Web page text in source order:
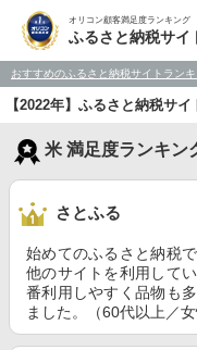
オリコン顧客満足度ランキング
ふるさと納税サイ
おすすめのふるさと納税サイトラン
【2022年】ふるさと納税サ
米 満足度ランキン
さとふる
始めてのふるさと納税
他のサイトを利用して
番利用しやすく品物も
ました。（60代以上／女